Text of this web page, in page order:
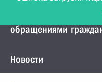
Управление
обращениями
Новости